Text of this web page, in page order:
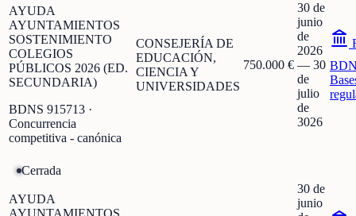
AYUDA
AYUNTAMIENTOS
SOSTENIMIENTO
COLEGIOS
PÚBLICOS 2026 (ED.
SECUNDARIA)
BDNS 915713 ·
Concurrencia
competitiva - canónica
CONSEJERÍA DE
EDUCACIÓN,
CIENCIA Y
UNIVERSIDADES
750.000 €
30 de
junio
de
2026
— 30
de
julio
de
3026
Cerrada
AYUDA
AYUNTAMIENTOS
30 de
junio